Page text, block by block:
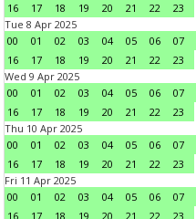
16
17 18 19 20 21 22
23
Tue 8 Apr 2025
00
01 02 03 04 05 06 07
16
17 18 19 20 21 22
23
Wed 9 Apr 2025
00
01 02 03 04 05 06 07
16
17 18 19 20 21 22
23
Thu 10 Apr 2025
00
01 02 03 04 05 06 07
16
17 18 19 20 21 22
23
Fri 11 Apr 2025
00
01 02 03 04 05 06 07
16
17 18 19 20 21 22
23